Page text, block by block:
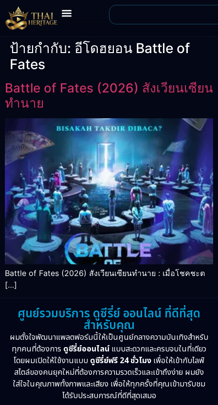
ป้ายกำกับ: อีโดฮยอน Battle of
Fates
Battle of Fates (2026) สังเวียนเซียน
ทำนาย
Battle of Fates (2026) สังเวียนเซียนทำนาย : เมื่อโชคชะต
[…]
ศูนย์รวมบริการ ดูซีรี่ย์ ออนไลน์ ที่ดีที่สุด
สำหรับคุณ
ผมตั้งใจพัฒนาแพลตฟอร์มนี้ให้เป็นศูนย์กลางความบันเทิงสำหรับ
ทุกคนที่ต้องการ ดูซีรี่ย์ออนไลน์ แบบสะดวกและครบจบในที่เดียว
โดยผมเปิดให้ใช้งานแบบ ดูซีรี่ย์ฟรี 24 ชั่วโมง เพื่อให้เข้ากับไลฟ์
สไตล์ของคนยุคใหม่ที่ต้องการความรวดเร็วและเข้าถึงง่าย ผมยัง
ใส่ใจในคุณภาพทั้งภาพและเสียง เพื่อให้ทุกครั้งที่คุณเข้ามารับชม
ได้รับประสบการณ์ที่ดีที่สุดเสมอ